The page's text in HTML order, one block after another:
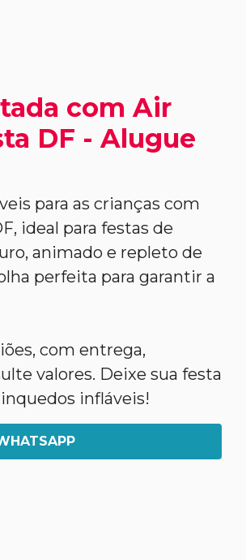
com Air
DF - Alugue
para as crianças com
ideal para festas de
animado e repleto de
perfeita para garantir a
com entrega,
valores. Deixe sua festa
infláveis!